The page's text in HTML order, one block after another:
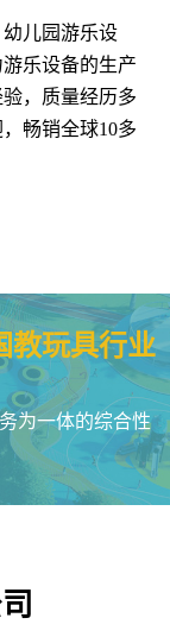
儿园游乐设
乐设备的生产
，质量经历多
畅销全球10多
教玩具行业
为一体的综合性